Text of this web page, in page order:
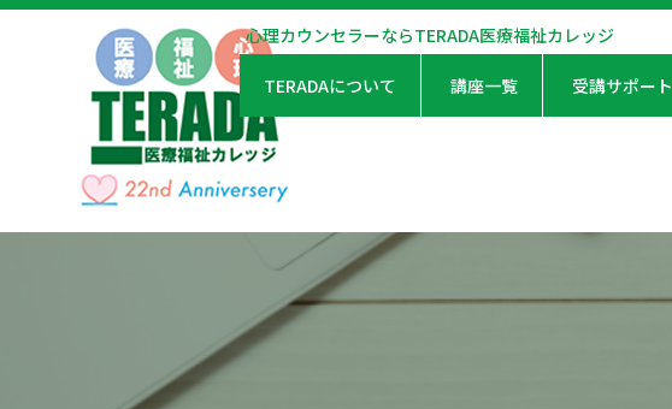
心理カウンセラーならTERADA医療福祉カレッジ
TERADAについて 講座一覧 受講サポート